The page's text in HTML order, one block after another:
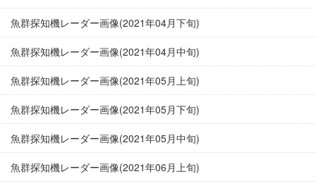
魚群探知機レーダー画像(2021年04月下旬)
魚群探知機レーダー画像(2021年04月中旬)
魚群探知機レーダー画像(2021年05月上旬)
魚群探知機レーダー画像(2021年05月下旬)
魚群探知機レーダー画像(2021年05月中旬)
魚群探知機レーダー画像(2021年06月上旬)